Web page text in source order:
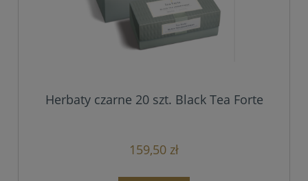
Herbaty czarne 20 szt. Black Tea Forte
159,50 zł